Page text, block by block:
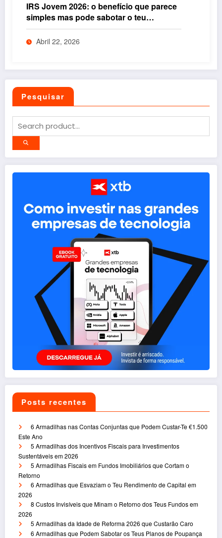
IRS Jovem 2026: o benefício que parece
simples mas pode sabotar o teu
rendimento se não entenderes isto
Abril 22, 2026
Pesquisar
Posts recentes
6 Armadilhas nas Contas Conjuntas que Podem Custar-Te €1.500
Este Ano
5 Armadilhas dos Incentivos Fiscais para Investimentos
Sustentáveis em 2026
5 Armadilhas Fiscais em Fundos Imobiliários que Cortam o
Retorno
6 Armadilhas que Esvaziam o Teu Rendimento de Capital em
2026
8 Custos Invisíveis que Minam o Retorno dos Teus Fundos em
2026
5 Armadilhas da Idade de Reforma 2026 que Custarão Caro
6 Armadilhas que Podem Sabotar os Teus Planos de Poupança